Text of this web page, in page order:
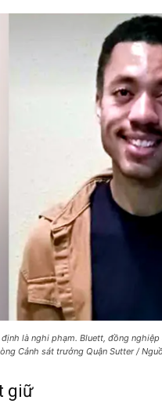
là nghi phạm. Bluett, đồng
Cảnh sát trưởng Quận Sutter /
giữ